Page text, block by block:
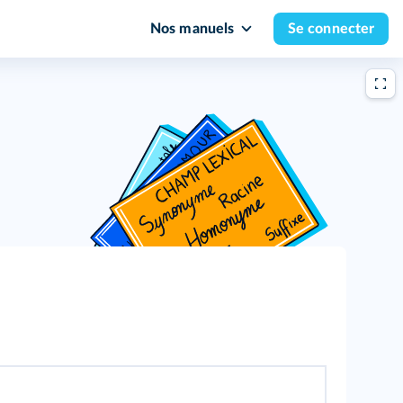
Nos manuels Se connecter